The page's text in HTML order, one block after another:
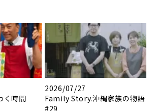
く時間
2026/07/27
Family Story.沖縄家族の物語
#29